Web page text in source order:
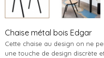
Chaise métal bois Edgar
Cette chaise au design on ne
une touche de design discrète